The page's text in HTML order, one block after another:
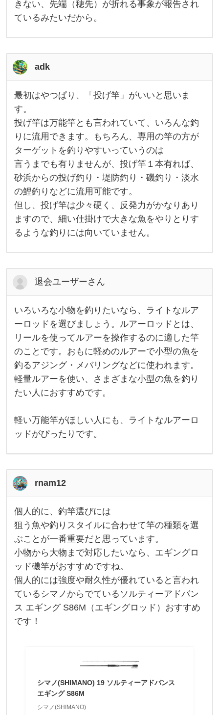
者
の
ー
バ
ス
り
本
は
ロ
ッ
を
買
え
る
よ
う
に
お
金
を
きない、先端（穂先）が折れる事象が報告され
ているみたいだから。
adk
最
初
は
や
つ
ぱ
り
、
「
投
げ
」
が
い
い
と
思
竿
は
能
も
言
わ
最初はやつぱり、「投げ竿」がいいと思いま
す。
投げ竿は万能竿とも言われていて、いろんな釣
りに流用できます。もちろん、専用の竿の方が
ターゲットを釣りやすいっていうのは
言うまでも有りませんが、投げ竿１本有れば、
砂浜からの投げ釣り・堤防釣り・磯釣り・淡水
の鯉釣りなどに流用可能です。
但し、投げ竿は少々硬く、反発力がかなりあり
ますので、細い仕掛けで大きな魚をやりとりす
るような釣りには向いていません。
退会ユーザーさん
い
ろ
ろ
小
物
を
釣
り
た
ら
、
ラ
イ
な
ア
ー
ロ
ッ
を
び
ま
し
ょ
う
。
ア
いろいろな小物を釣りたいなら、ライトなルア
ーロッドを選びましょう。ルアーロッドとは、
リールを使ってルアーを操作するのに適した竿
のことです。おもに軽めのルアーで小型の魚を
釣るアジング・メバリングなどに使われます。
軽量ルアーを使い、さまざまな小型の魚を釣り
たい人におすすめです。
軽い万能竿がほしい人にも、ライトなルアーロ
ッドがぴったりです。
rnam12
個
人
的
に
、
釣
竿
選
び
に
は
狙
う
魚
や
個人的に、釣竿選びには
狙う魚や釣りスタイルに合わせて竿の種類を選
ぶことが一番重要だと思っています。
小物から大物まで対応したいなら、エギングロ
ッド磯竿がおすすめですね。
個人的には強度や耐久性が優れていると言われ
ているシマノからでているソルティーアドバン
ス エギング S86M（エギングロッド）おすすめ
です！
シマノ(SHIMANO) 19 ソルティーアドバンス
エギング S86M
シマノ(SHIMANO)